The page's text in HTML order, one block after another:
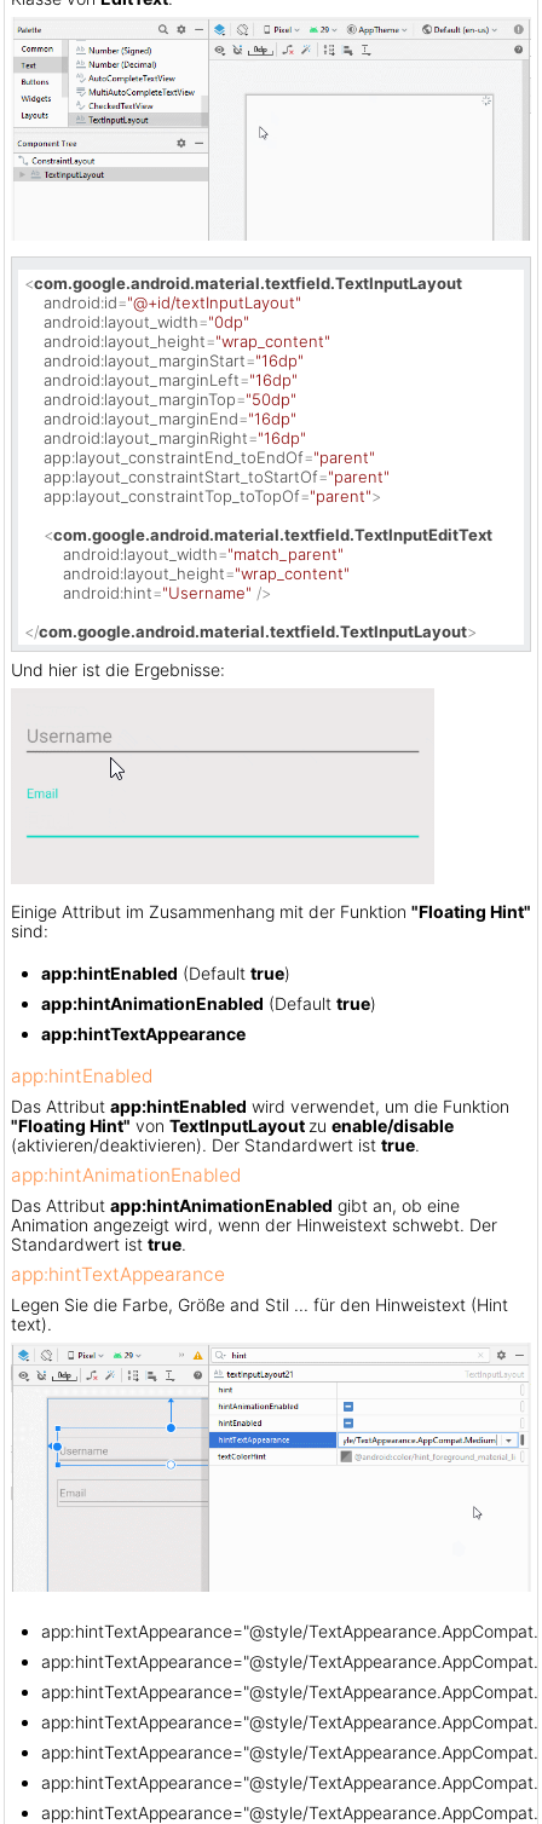
<com.google.android.material.textfield.TextInputLayout
android:id="@+id/textInputLayout"
android:layout_width="0dp"
android:layout_height="wrap_content"
android:layout_marginStart="16dp"
android:layout_marginLeft="16dp"
android:layout_marginTop="50dp"
android:layout_marginEnd="16dp"
android:layout_marginRight="16dp"
app:layout_constraintEnd_toEndOf="parent"
app:layout_constraintStart_toStartOf="parent"
app:layout_constraintTop_toTopOf="parent">
<com.google.android.material.textfield.TextInputEditText
android:layout_width="match_parent"
android:layout_height="wrap_content"
android:hint="Username" />
</com.google.android.material.textfield.TextInputLayout>
Und hier ist die Ergebnisse:
Einige Attribut im Zusammenhang mit der Funktion "Floating Hint"
sind:
app:hintEnabled (Default true)
app:hintAnimationEnabled (Default true)
app:hintTextAppearance
app:hintEnabled
Das Attribut app:hintEnabled wird verwendet, um die Funktion
"Floating Hint" von TextInputLayout zu enable/disable
(aktivieren/deaktivieren). Der Standardwert ist true.
app:hintAnimationEnabled
Das Attribut app:hintAnimationEnabled gibt an, ob eine
Animation angezeigt wird, wenn der Hinweistext schwebt. Der
Standardwert ist true.
app:hintTextAppearance
Legen Sie die Farbe, Größe and Stil ... für den Hinweistext (Hint
text).
app:hintTextAppearance="@style/
app:hintTextAppearance="@style/
app:hintTextAppearance="@style/
app:hintTextAppearance="@style/
app:hintTextAppearance="@style/
app:hintTextAppearance="@style/
app:hintTextAppearance="@style/